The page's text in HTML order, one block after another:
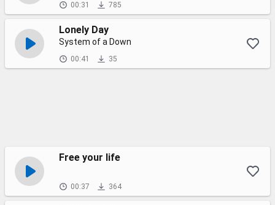
00:31 785
Lonely Day
System of a Down
00:41 35
Free your life
00:37 364